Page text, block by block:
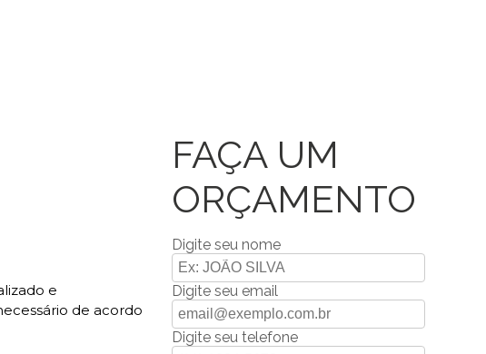
e
de acordo
FAÇA UM
ORÇAMENTO
Digite seu nome
Digite seu email
Digite seu telefone